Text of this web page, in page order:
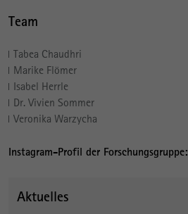
Team
Tabea Chaudhri
Marike Flömer
Isabel Herrle
Dr. Vivien Sommer
Veronika Warzycha
Instagram-Profil der Forschungsgruppe:
Aktuelles